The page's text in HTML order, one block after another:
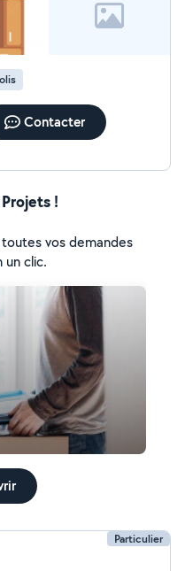
Contacter
!
vos demandes
un clic.
Particulier